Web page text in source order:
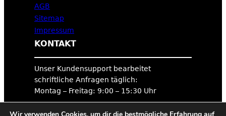
AGB
Sitemap
Impressum
KONTAKT
Unser Kundensupport bearbeitet
schriftliche Anfragen täglich:
Montag – Freitag: 9:00 – 15:30 Uhr